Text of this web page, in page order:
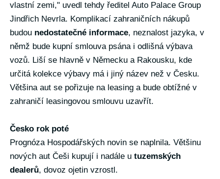
vlastní zemi," uvedl tehdy ředitel Auto Palace Group
Jindřich Nevrla. Komplikací zahraničních nákupů
budou nedostatečné informace, neznalost jazyka, v
němž bude kupní smlouva psána i odlišná výbava
vozů. Liší se hlavně v Německu a Rakousku, kde
určitá kolekce výbavy má i jiný název než v Česku.
Většina aut se pořizuje na leasing a bude obtížné v
zahraničí leasingovou smlouvu uzavřít.
Česko rok poté
Prognóza Hospodářských novin se naplnila. Většinu
nových aut Češi kupují i nadále u tuzemských
dealerů, dovoz ojetin vzrostl.